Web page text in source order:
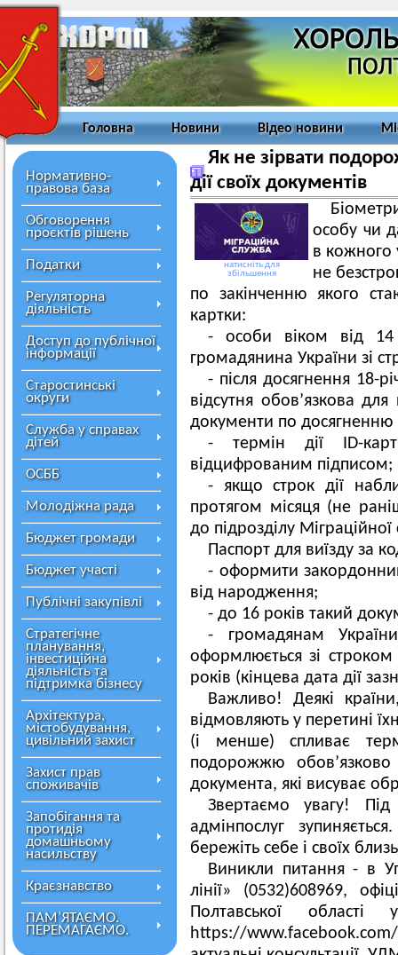
Головна Новини Відео новини
Нормативно-
правова база
Обговорення
проєктів рішень
Податки
Регуляторна
діяльність
Доступ до публічної
інформації
Старостинські
округи
Служба у справах
дітей
ОСББ
Молодіжна рада
Бюджет громади
Бюджет участі
Публічні закупівлі
Стратегічне
планування,
інвестиційна
діяльність та
підтримка бізнесу
Архітектура,
містобудування,
цивільний захист
Захист прав
споживачів
Запобігання та
протидія
домашньому
насильству
Краєзнавство
ПАМ’ЯТАЄМО.
ПЕРЕМАГАЄМО.
Як не зірвати
дії своїх документів
натисніть для
збільшення
особу чи
в кожного
не
по закінченню якого
картки:
- особи віком від
громадянина України зі
- після досягнення 18-
відсутня обов’язкова
документи по досягненню
- термін дії ID-
відцифрованим підписом;
- якщо строк дії
протягом місяця (не
до підрозділу
Паспорт для виїзду за
- оформити
від народження;
- до 16 років такий
- громадянам
оформлюється зі
років (кінцева дата дії
Важливо! Деякі
відмовляють у перетині
(і менше) спливає
подорожжю
документа, які висуває
Звертаємо увагу!
адмінпослуг
бережіть себе і своїх
Виникли питання - в
лінії» (0532)608969,
Полтавської
https://